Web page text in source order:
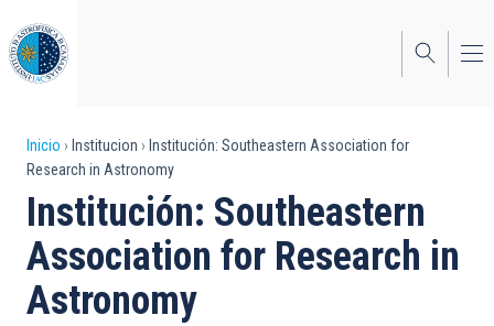
al
contenido
principal
Sobrescribir
enlaces
de
ayuda
a
Inicio Institucion
Institución: Southeastern Association for
Research in Astronomy
Institución: Southeastern
Association for Research in
Astronomy